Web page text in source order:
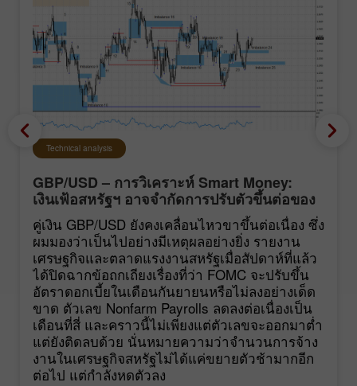
Technical analysis
GBP/USD – การวิเคราะห์ Smart Money:
เงินเฟ้อสหรัฐฯ อาจจำกัดการปรับตัวขึ้นต่อของ
ค่าเงินปอนด์
คู่เงิน GBP/USD ยังคงเคลื่อนไหวขาขึ้นต่อเนื่อง ซึ่ง
ผมมองว่าเป็นไปอย่างมีเหตุผลอย่างยิ่ง รายงาน
เศรษฐกิจและตลาดแรงงานสหรัฐเมื่อสัปดาห์ที่แล้ว
ได้ปิดฉากข้อถกเถียงเรื่องที่ว่า FOMC จะปรับขึ้น
อัตราดอกเบี้ยในเดือนกันยายนหรือไม่ลงอย่างเด็ด
ขาด ตัวเลข Nonfarm Payrolls ลดลงต่อเนื่องเป็น
เดือนที่สี่ และคราวนี้ไม่เพียงแต่ตัวเลขจะออกมาต่ำ
แต่ยังติดลบด้วย นั่นหมายความว่าจำนวนการจ้าง
งานในเศรษฐกิจสหรัฐไม่ได้แค่ขยายตัวช้ามากอีก
ต่อไป แต่กำลังหดตัวลง